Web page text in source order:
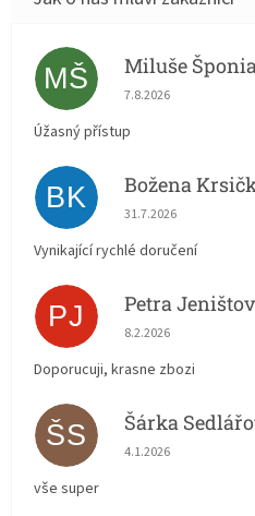
MŠ Miluše
Hodnocení obchodu
7.8.2026
Úžasný přístup
BK Božena
Hodnocení obchodu
31.7.2026
Vynikající rychlé doručení
PJ Petra
Hodnocení obchodu
8.2.2026
Doporucuji, krasne zbozi
ŠS Šárka
Hodnocení obchodu
4.1.2026
vše super